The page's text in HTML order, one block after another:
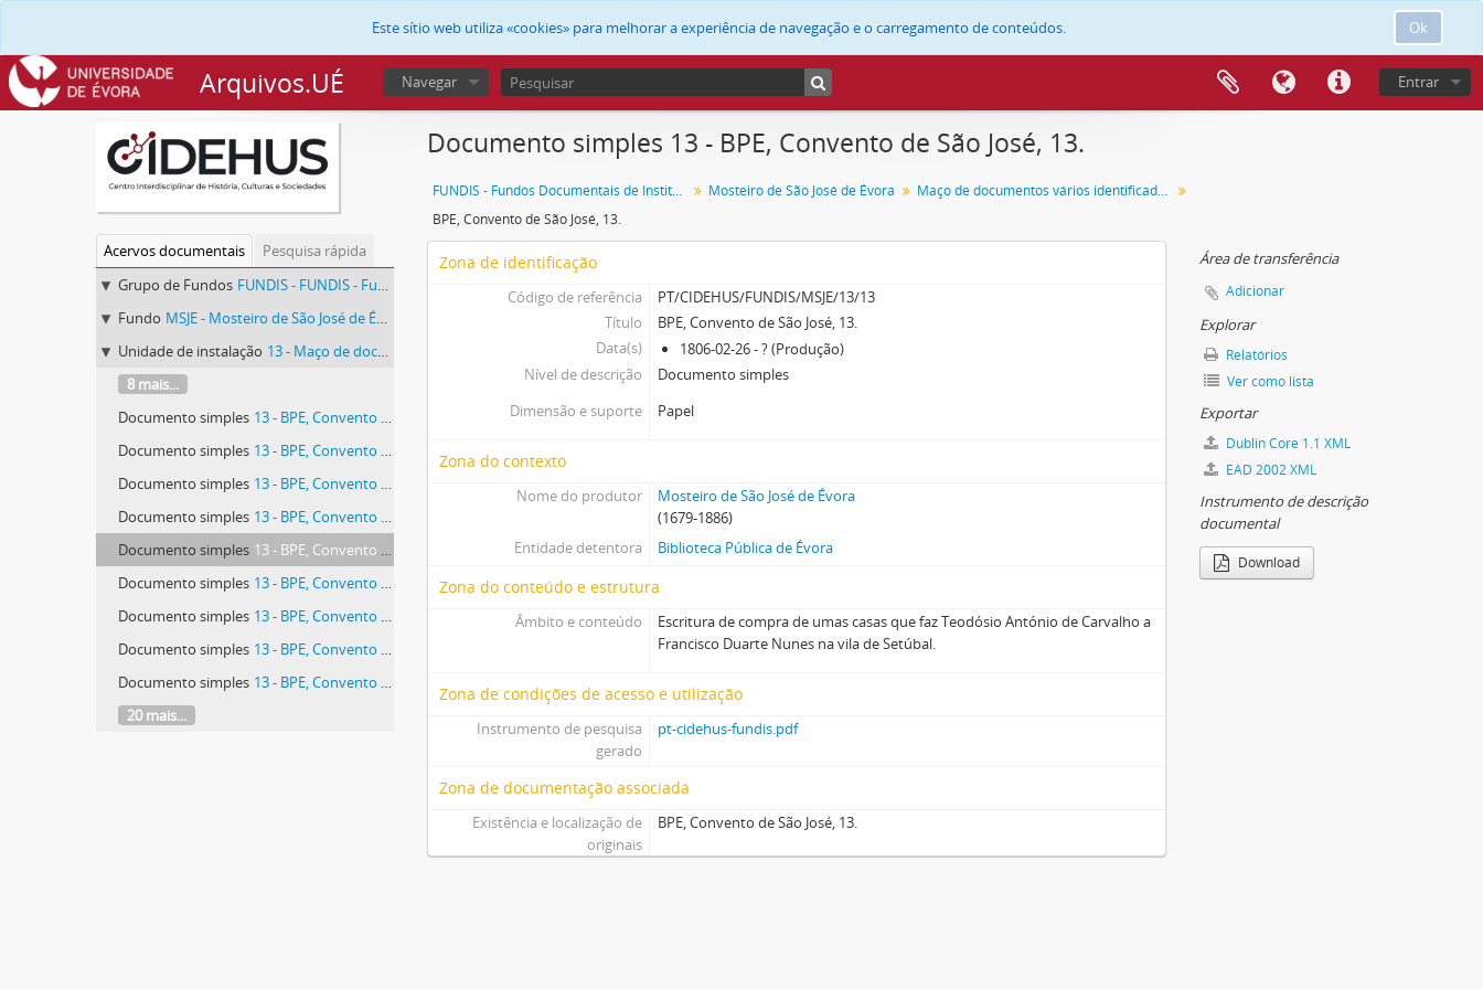
Ok
Este sítio web utiliza «cookies» para melhorar a experiência de navegação e o carregamento de conteúdos.
Arquivos.UÉ Entrar
Navegar
Acervos documentais
Pesquisa rápida
Grupo de Fundos FUNDIS - FUNDIS - Fundos Documentais de Instituições do Sul
Fundo MSJE - Mosteiro de São José de Évora
Unidade de instalação 13 - Maço de documentos vários identificado com o número 13.
8 mais...
Documento simples 13 - BPE, Convento de São José, 13.
Documento simples 13 - BPE, Convento de São José, 13.
Documento simples 13 - BPE, Convento de São José, 13.
Documento simples 13 - BPE, Convento de São José, 13.
Documento simples 13 - BPE, Convento de São José, 13.
Documento simples 13 - BPE, Convento de São José, 13.
Documento simples 13 - BPE, Convento de São José, 13.
Documento simples 13 - BPE, Convento de São José, 13.
Documento simples 13 - BPE, Convento de São José, 13.
20 mais...
Documento simples 13 - BPE, Convento de São José, 13.
FUNDIS - Fundos Documentais de Instituições do Sul Mosteiro de São José de Évora
Maço de documentos vários identificado com o número 13.
BPE, Convento de São José, 13.
Zona de identificação
Código de referência
PT/CIDEHUS/FUNDIS/MSJE/13/13
Título
BPE, Convento de São José, 13.
Data(s)
1806-02-26 - ? (Produção)
Nível de descrição
Documento simples
Dimensão e suporte
Papel
Zona do contexto
Nome do produtor
Mosteiro de São José de Évora
(1679-1886)
Entidade detentora
Biblioteca Pública de Évora
Zona do conteúdo e estrutura
Âmbito e conteúdo
Escritura de compra de umas casas que faz Teodósio António de Carvalho a
Francisco Duarte Nunes na vila de Setúbal.
Zona de condições de acesso e utilização
Instrumento de pesquisa
gerado
pt-cidehus-fundis.pdf
Zona de documentação associada
Existência e localização de
originais
BPE, Convento de São José, 13.
Área de transferência
Adicionar
Explorar
Relatórios
Ver como lista
Exportar
Dublin Core 1.1 XML
EAD 2002 XML
Instrumento de descrição
documental
Download